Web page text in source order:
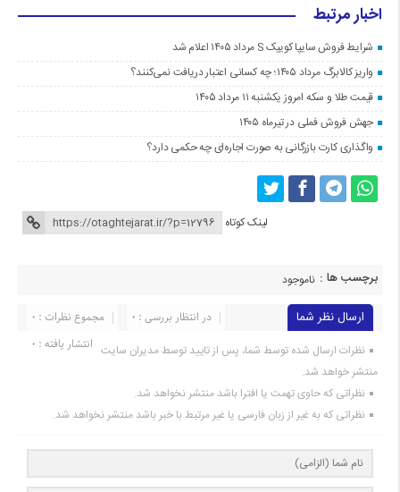
اخبار مرتبط
شرایط فروش سایپا کوییک S مرداد ۱۴۰۵ اعلام شد
واریز کالابرگ مرداد ۱۴۰۵؛ چه کسانی اعتبار دریافت نمی‌کنند؟
قیمت طلا و سکه امروز یکشنبه ۱۱ مرداد ۱۴۰۵
جهش فروش فملی در تیرماه ۱۴۰۵
واگذاری کارت بازرگانی به صورت اجاره‌ای چه حکمی دارد؟
لینک کوتاه
برچسب ها : ناموجود
ارسال نظر شما مجموع نظرات : 0
در انتظار بررسی : 0
انتشار یافته : 0 نظرات ارسال شده توسط شما، پس از تایید توسط مدیران سایت
منتشر خواهد شد.
نظراتی که حاوی تهمت یا افترا باشد منتشر نخواهد شد.
نظراتی که به غیر از زبان فارسی یا غیر مرتبط با خبر باشد منتشر نخواهد شد.